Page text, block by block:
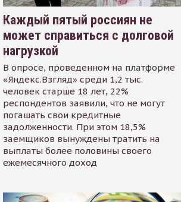
Каждый пятый россиян не
может справиться с долговой
нагрузкой
В опросе, проведенном на платформе
«Яндекс.Взгляд» среди 1,2 тыс.
человек старше 18 лет, 22%
респондентов заявили, что не могут
погашать свои кредитные
задолженности. При этом 18,5%
заемщиков вынуждены тратить на
выплаты более половины своего
ежемесячного доход